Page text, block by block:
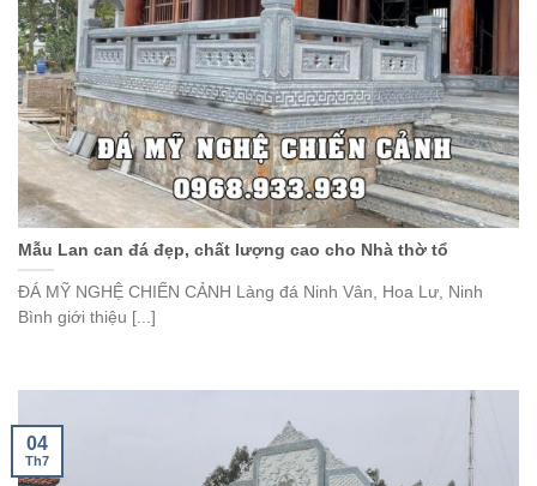
Mẫu Lan can đá đẹp, chất lượng cao cho Nhà thờ tổ
ĐÁ MỸ NGHỆ CHIẾN CẢNH Làng đá Ninh Vân, Hoa Lư, Ninh
Bình giới thiệu [...]
04
Th7